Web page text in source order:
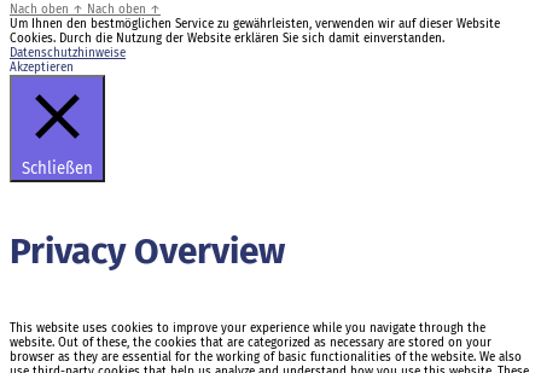
Nach oben ↑ Nach oben ↑
Um Ihnen den bestmöglichen Service zu gewährleisten, verwenden wir auf dieser Website
Cookies. Durch die Nutzung der Website erklären Sie sich damit einverstanden.
Datenschutzhinweise
Akzeptieren
Schließen
Privacy Overview
This website uses cookies to improve your experience while you navigate through the
website. Out of these, the cookies that are categorized as necessary are stored on your
browser as they are essential for the working of basic functionalities of the website. We also